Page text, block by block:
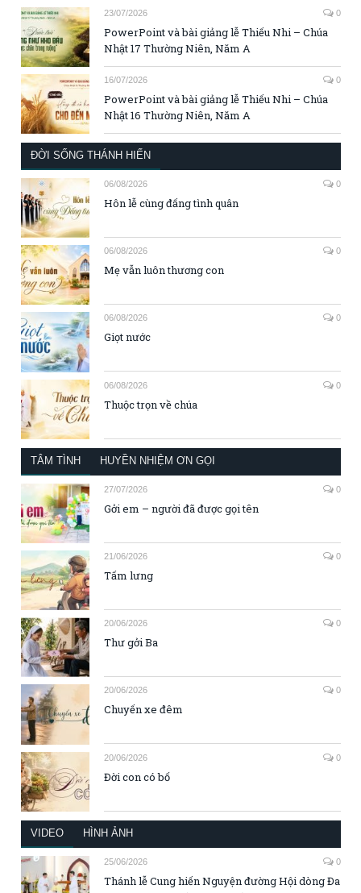
23/07/2026 0
PowerPoint và bài giảng lễ Thiếu Nhi – Chúa
Nhật 17 Thường Niên, Năm A
16/07/2026 0
PowerPoint và bài giảng lễ Thiếu Nhi – Chúa
Nhật 16 Thường Niên, Năm A
ĐỜI SỐNG THÁNH HIẾN
06/08/2026 0
Hôn lễ cùng đấng tình quân
06/08/2026 0
Mẹ vẫn luôn thương con
06/08/2026 0
Giọt nước
06/08/2026 0
Thuộc trọn về chúa
TÂM TÌNH HUYỀN NHIỆM ƠN GỌI
27/07/2026 0
Gởi em – người đã được gọi tên
21/06/2026 0
Tấm lưng
20/06/2026 0
Thư gởi Ba
20/06/2026 0
Chuyến xe đêm
20/06/2026 0
Đời con có bố
VIDEO HÌNH ẢNH
25/06/2026 0
Thánh lễ Cung hiến Nguyện đường Hội dòng Đa